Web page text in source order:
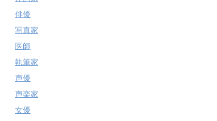
俳優
写真家
医師
執筆家
声優
声楽家
女優